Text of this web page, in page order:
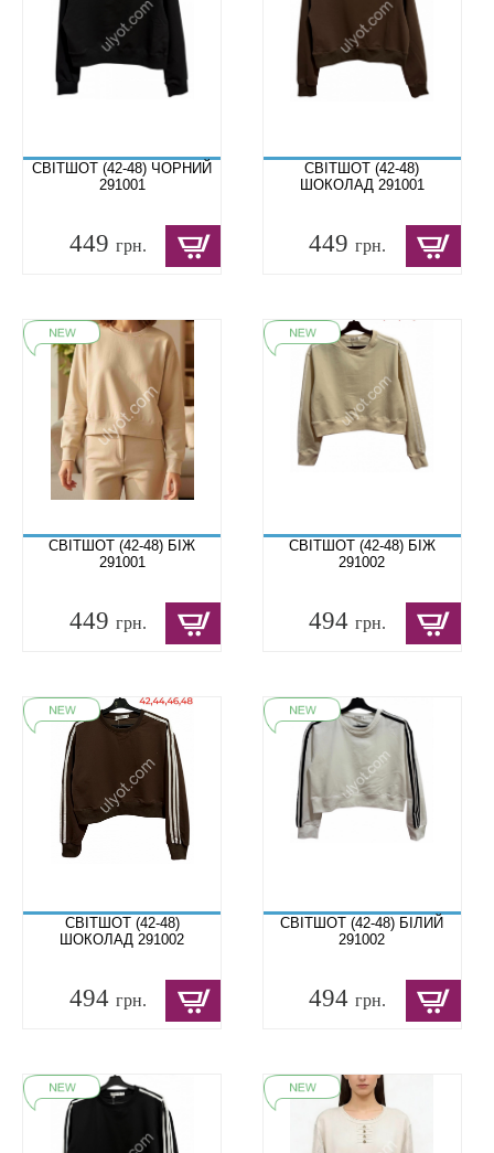
СВІТШОТ (42-48) ЧОРНИЙ
291001
449 грн.
СВІТШОТ (42-48)
ШОКОЛАД 291001
449грн.
СВІТШОТ (42-48) БІЖ
291001
449 грн.
СВІТШОТ (42-48) БІЖ
291002
494грн.
СВІТШОТ (42-48)
ШОКОЛАД 291002
494 грн.
СВІТШОТ (42-48) БІЛИЙ
291002
494грн.